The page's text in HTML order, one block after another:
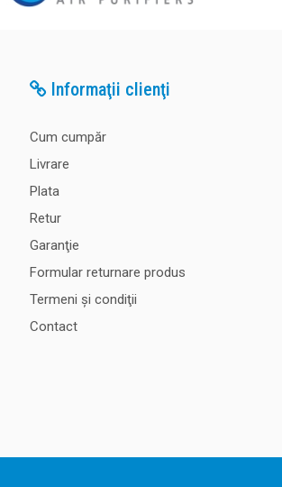
Informaţii clienţi
Cum cumpăr
Livrare
Plata
Retur
Garanţie
Formular returnare produs
Termeni şi condiţii
Contact